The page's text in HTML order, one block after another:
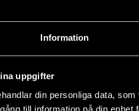
Information
uppgifter
din personliga data,
till information på din